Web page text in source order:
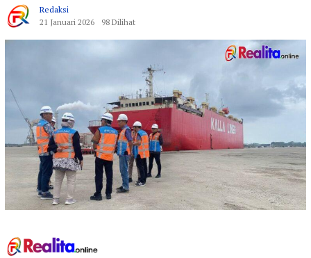
Redaksi
21 Januari 2026
98 Dilihat